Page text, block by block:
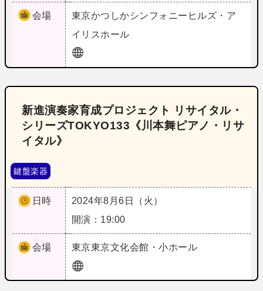
会場 東京かつしかシンフォニーヒルズ・ア
イリスホール
新進演奏家育成プロジェクト リサイタル・
シリーズTOKYO133《川本舞ピアノ・リサ
イタル》
鍵盤楽器
日時
2024年8月6日（火）
開演：19:00
会場 東京東京文化会館・小ホール